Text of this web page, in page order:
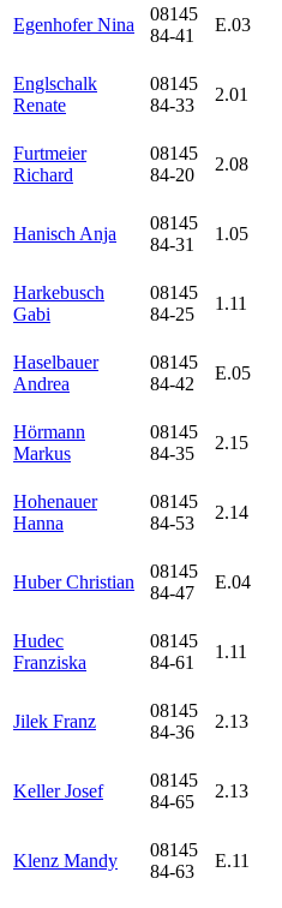
Egenhofer Nina
08145
84-41
E.03
Englschalk
Renate
08145
84-33
2.01
Furtmeier
Richard
08145
84-20
2.08
Hanisch Anja
08145
84-31
1.05
Harkebusch
Gabi
08145
84-25
1.11
Haselbauer
Andrea
08145
84-42
E.05
Hörmann
Markus
08145
84-35
2.15
Hohenauer
Hanna
08145
84-53
2.14
Huber Christian
08145
84-47
E.04
Hudec
Franziska
08145
84-61
1.11
Jilek Franz
08145
84-36
2.13
Keller Josef
08145
84-65
2.13
Klenz Mandy
08145
84-63
E.11